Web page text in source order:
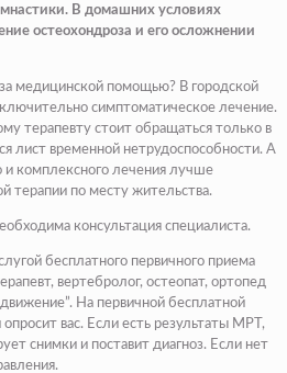
В домашних условиях
остеохондроза и его осложнении
медицинской помощью? В городской
симптоматическое лечение.
терапевту стоит обращаться только в
лист временной нетрудоспособности. А
и комплексного лечения лучше
терапии по месту жительства.
консультация специалиста.
бесплатного первичного приема
вертебролог, остеопат, ортопед
На первичной бесплатной
вас. Если есть результаты МРТ,
снимки и поставит диагноз. Если нет